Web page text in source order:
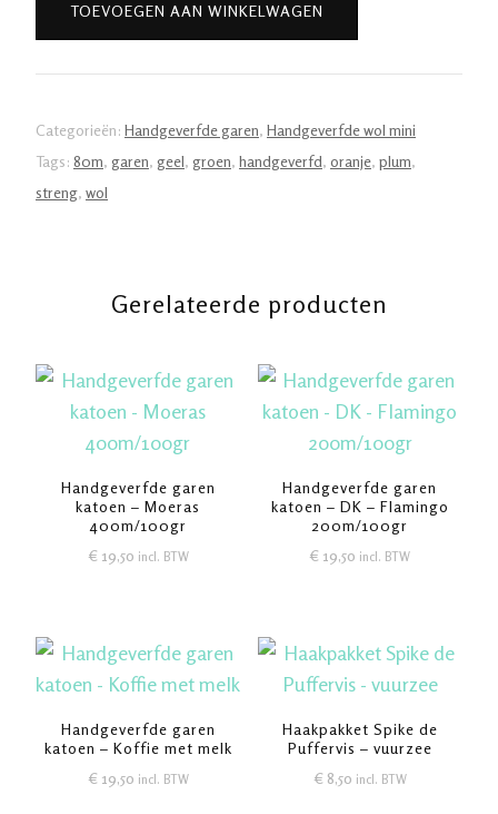
aantal
TOEVOEGEN AAN WINKELWAGEN
Categorieën: Handgeverfde garen, Handgeverfde wol mini
Tags: 80m, garen, geel, groen, handgeverfd, oranje, plum,
streng, wol
Gerelateerde producten
Handgeverfde garen
katoen – Moeras
400m/100gr
€ 19,50 incl. BTW
Handgeverfde garen
katoen – DK – Flamingo
200m/100gr
€ 19,50 incl. BTW
Handgeverfde garen
katoen – Koffie met melk
€ 19,50 incl. BTW
Haakpakket Spike de
Puffervis – vuurzee
€ 8,50 incl. BTW